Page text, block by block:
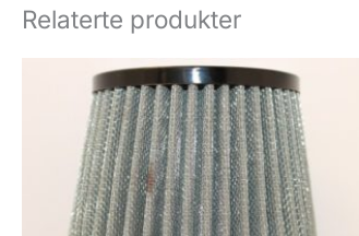
Relaterte produkter